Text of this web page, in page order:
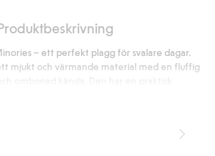
– ett perfekt plagg för svalare dagar.
mjukt och värmande material med en fluffig
hög krage som hjälper till att hålla värmen.
skapar ett uttrycksfullt och inspirerande